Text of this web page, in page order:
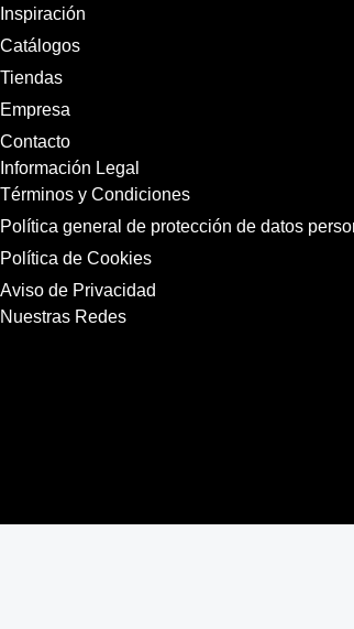
Inspiración
Catálogos
Tiendas
Empresa
Contacto
Información Legal
Términos y Condiciones
Política general de protección de datos
Política de Cookies
Aviso de Privacidad
Nuestras Redes